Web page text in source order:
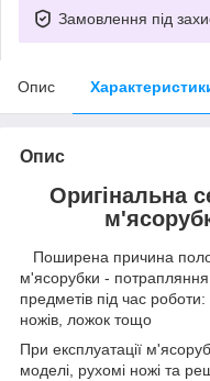
Замовлення під
Опис
Опис
Оригінальна
Поширена причина
м'ясорубки -
предметів під час роботи:
ножів, ложок тощо
При експлуатації
моделі, рухомі ножі та